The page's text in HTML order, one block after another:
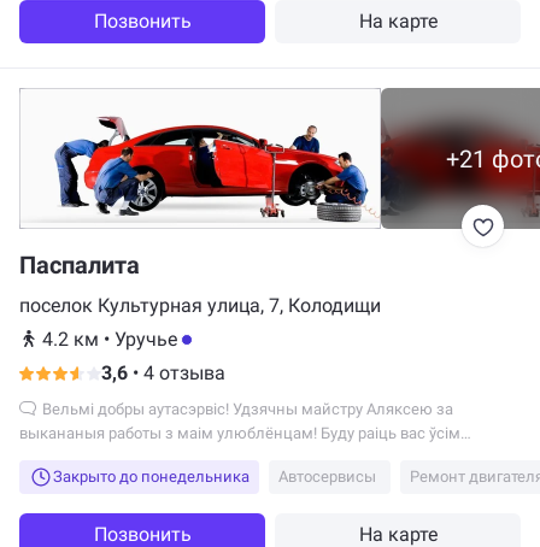
Позвонить На карте
+21
Паспалита
поселок Культурная улица, 7, Колодищи
4.2 км • Уручье
3,6 • 4 отзыва
выкананыя работы з маім улюблёнцам! Буду раіць вас ўсім
Закрыто до понедельника
Автосервисы Ремонт
Позвонить На карте